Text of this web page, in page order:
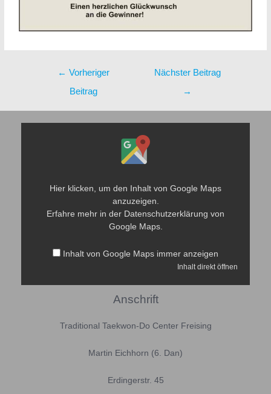
← Vorheriger
Beitrag
Nächster Beitrag
→
von
Google
Maps
Hier klicken, um den Inhalt von Google Maps
anzuzeigen.
Erfahre mehr in der Datenschutzerklärung von
Google Maps.
Inhalt von Google Maps immer anzeigen
Inhalt direkt öffnen
Anschrift
Traditional Taekwon-Do Center Freising
Martin Eichhorn (6. Dan)
Erdingerstr. 45